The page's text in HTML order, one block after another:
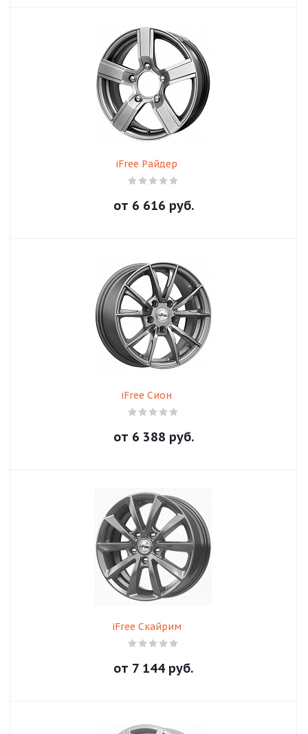
iFree Райдер
от 6 616 руб.
iFree Сион
от 6 388 руб.
iFree Скайрим
от 7 144 руб.